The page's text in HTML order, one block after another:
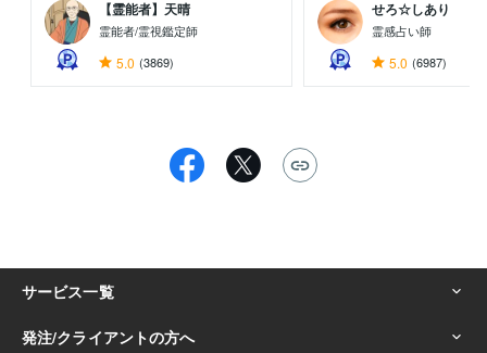
【霊能者】天晴
霊能者/霊視鑑定師
5.0 (3869)
せろ☆しあり
霊感占い師
5.0 (6987)